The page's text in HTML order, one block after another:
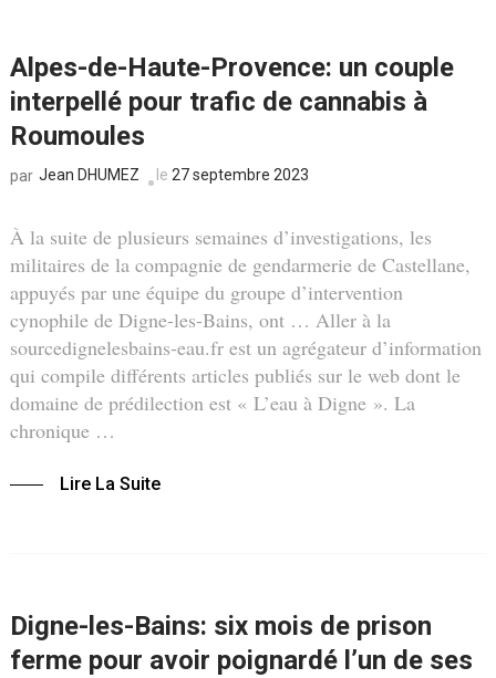
Alpes-de-Haute-Provence: un couple
interpellé pour trafic de cannabis à
Roumoules
par Jean DHUMEZ le 27 septembre 2023
À la suite de plusieurs semaines d’investigations, les
militaires de la compagnie de gendarmerie de Castellane,
appuyés par une équipe du groupe d’intervention
cynophile de Digne-les-Bains, ont … Aller à la
sourcedignelesbains-eau.fr est un agrégateur d’information
qui compile différents articles publiés sur le web dont le
domaine de prédilection est « L’eau à Digne ». La
chronique …
Lire La Suite
Digne-les-Bains: six mois de prison
ferme pour avoir poignardé l’un de ses